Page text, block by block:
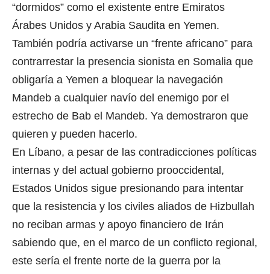
“dormidos” como el existente entre Emiratos
Árabes Unidos y Arabia Saudita en Yemen.
También podría activarse un “frente africano” para
contrarrestar la presencia sionista en Somalia que
obligaría a Yemen a bloquear la navegación
Mandeb a cualquier navío del enemigo por el
estrecho de Bab el Mandeb. Ya demostraron que
quieren y pueden hacerlo.
En Líbano, a pesar de las contradicciones políticas
internas y del actual gobierno prooccidental,
Estados Unidos sigue presionando para intentar
que la resistencia y los civiles aliados de Hizbullah
no reciban armas y apoyo financiero de Irán
sabiendo que, en el marco de un conflicto regional,
este sería el frente norte de la guerra por la